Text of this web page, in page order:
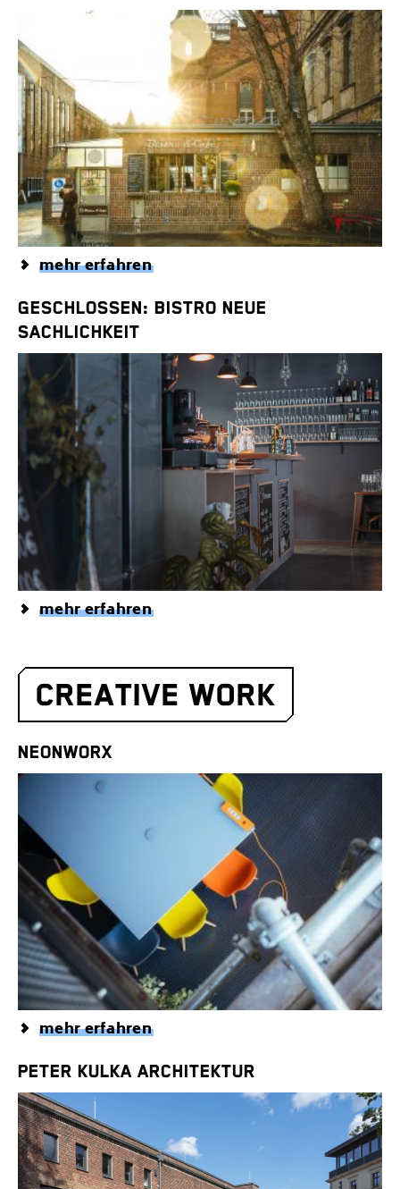
mehr erfahren
GESCHLOSSEN: BISTRO NEUE
SACHLICHKEIT
mehr erfahren
CREATIVE WORK
NEONWORX
mehr erfahren
PETER KULKA ARCHITEKTUR